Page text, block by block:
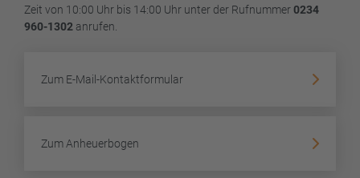
Zeit von 10:00 Uhr bis 14:00 Uhr unter der Rufnummer0234
960-1302 anrufen.
Zum E-Mail-Kontaktformular
Zum Anheuerbogen